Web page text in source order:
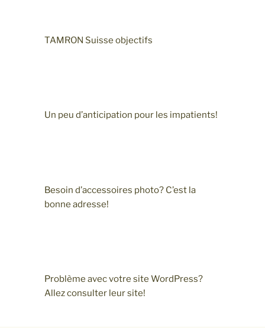
TAMRON Suisse objectifs
Un peu d’anticipation pour les impatients!
Besoin d’accessoires photo? C’est la
bonne adresse!
Problème avec votre site WordPress?
Allez consulter leur site!